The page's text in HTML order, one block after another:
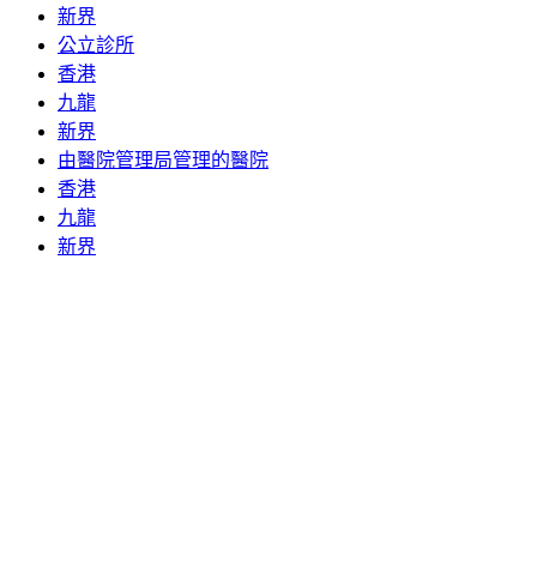
新界
公立診所
香港
九龍
新界
由醫院管理局管理的醫院
香港
九龍
新界